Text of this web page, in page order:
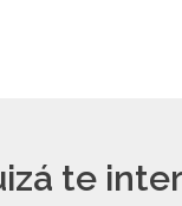
te